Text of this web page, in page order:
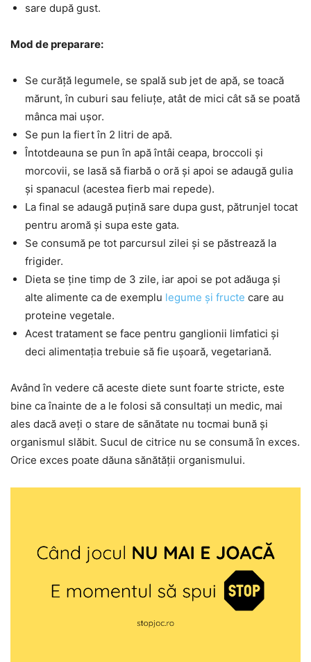
sare după gust.
Mod de preparare:
Se curăță legumele, se spală sub jet de apă, se toacă
mărunt, în cuburi sau feliuțe, atât de mici cât să se poată
mânca mai ușor.
Se pun la fiert în 2 litri de apă.
Întotdeauna se pun în apă întâi ceapa, broccoli și
morcovii, se lasă să fiarbă o oră și apoi se adaugă gulia
și spanacul (acestea fierb mai repede).
La final se adaugă puțină sare dupa gust, pătrunjel tocat
pentru aromă și supa este gata.
Se consumă pe tot parcursul zilei și se păstrează la
frigider.
Dieta se ține timp de 3 zile, iar apoi se pot adăuga și
alte alimente ca de exemplu legume și fructe care au
proteine vegetale.
Acest tratament se face pentru ganglionii limfatici și
deci alimentația trebuie să fie ușoară, vegetariană.
Având în vedere că aceste diete sunt foarte stricte, este
bine ca înainte de a le folosi să consultați un medic, mai
ales dacă aveți o stare de sănătate nu tocmai bună și
organismul slăbit. Sucul de citrice nu se consumă în exces.
Orice exces poate dăuna sănătății organismului.